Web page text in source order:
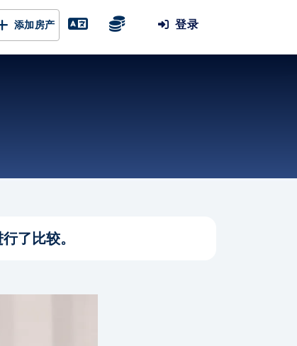
添加房产 登录
了比较。